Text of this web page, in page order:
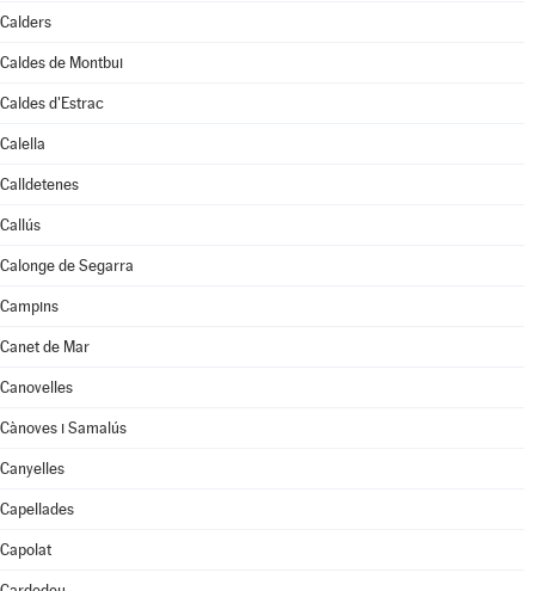
Calders
Caldes de Montbui
Caldes d'Estrac
Calella
Calldetenes
Callús
Calonge de Segarra
Campins
Canet de Mar
Canovelles
Cànoves i Samalús
Canyelles
Capellades
Capolat